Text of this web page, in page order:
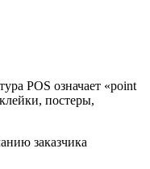
POS означает «point
постеры,
заказчика